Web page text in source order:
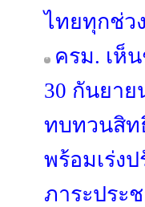
ไทยทุกช่ว
ครม. เห็
30 กันยา
ทบทวนสิท
พร้อมเร่ง
ภาระประ